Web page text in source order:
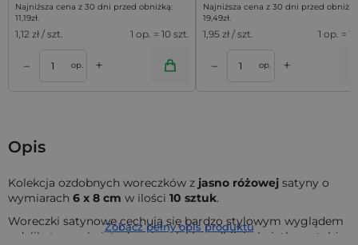
Najniższa cena z 30 dni przed obniżką:
11,19zł.
1,12 zł / szt. 1 op. = 10 szt.
– op. +
Najniższa cena z 30 dni przed
19,49zł.
1,95 zł / szt. 1 op. =
– op. +
Dodaj do koszyka
Opis
Kolekcja ozdobnych woreczków z jasno różowej satyny o
wymiarach 6 x 8 cm w ilości 10 sztuk.
Woreczki satynowe cechują się bardzo stylowym wyglądem
z delikatną poświatą, bowiem lekko odbijają światło, są także
Zobacz pełny opis produktu